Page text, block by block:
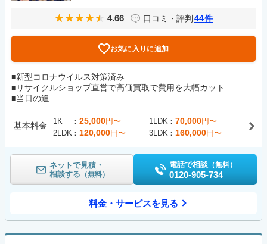
4.66 口コミ・評判 44件
お気に入りに追加
■新型コロナウイルス対策済み
■リサイクルショップ直営で高価買取で費用を大幅カット
■当日の追...
基本料金 1K 25,000円〜 1LDK 70,000円〜
2LDK
120,000円〜 3LDK 160,000円〜
ネットで見積・
相談する （無料）
電話で相談 （無料）
0120-905-734
料金・サービスを見る